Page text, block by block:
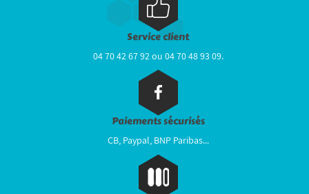
Service client
04 70 42 67 92 ou 04 70 48 93 09.
Paiements sécurisés
CB, Paypal, BNP Paribas...